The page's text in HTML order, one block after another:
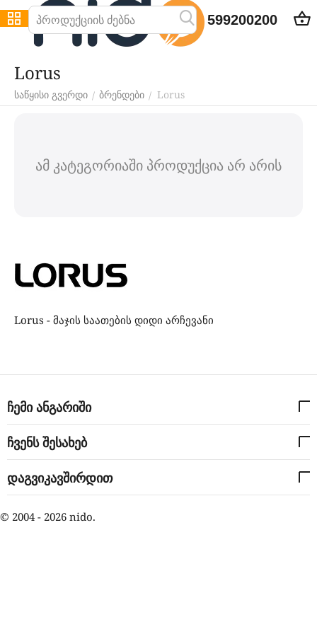
599200200
Lorus
საწყისი გვერდი / ბრენდები / Lorus
Lorus - მაჯის საათების დიდი არჩევანი
ამ კატეგორიაში პროდუქცია არ არის
ჩემი ანგარიში
ჩვენს შესახებ
დაგვიკავშირდით
© 2004 - 2026 nido.